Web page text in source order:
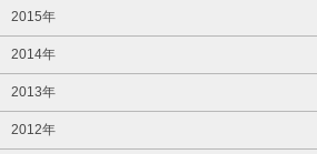
2015年
2014年
2013年
2012年